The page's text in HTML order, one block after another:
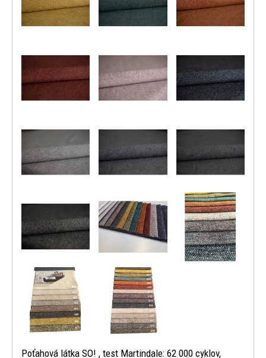
Poťahová látka SO! , test Martindale: 62 000 cyklov,